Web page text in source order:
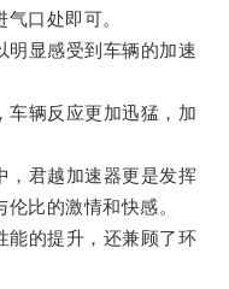
口处即可。
显感受到车辆的加速
辆反应更加迅猛，加
君越加速器更是发挥
比的激情和快感。
的提升，还兼顾了环